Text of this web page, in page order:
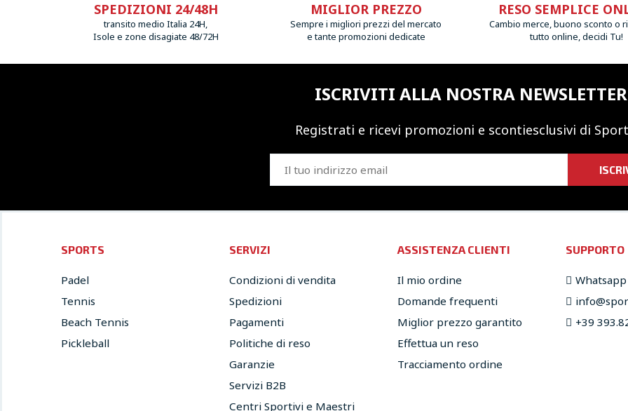
SPEDIZIONI 24/48H
transito medio Italia 24H,
Isole e zone disagiate 48/72H
MIGLIOR PREZZO
Sempre i migliori prezzi del mercato
e tante promozioni dedicate
RESO SEMPLICE
Cambio merce, buono sconto o
tutto online, decidi Tu!
ISCRIVITI ALLA NOSTRA NEWSLETTER
Registrati e ricevi promozioni e scontiesclusivi di
SPORTS
Padel
Tennis
Beach Tennis
Pickleball
SERVIZI
Condizioni di vendita
Spedizioni
Pagamenti
Politiche di reso
Garanzie
Servizi B2B
Centri Sportivi e Maestri
ASSISTENZA CLIENTI
Il mio ordine
Domande frequenti
Miglior prezzo garantito
Effettua un reso
Tracciamento ordine
SUPPORTO
Whatsapp
+39